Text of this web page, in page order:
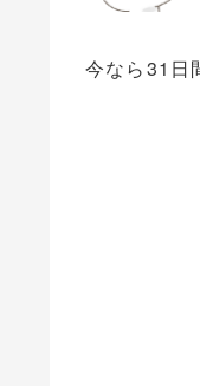
今なら31日